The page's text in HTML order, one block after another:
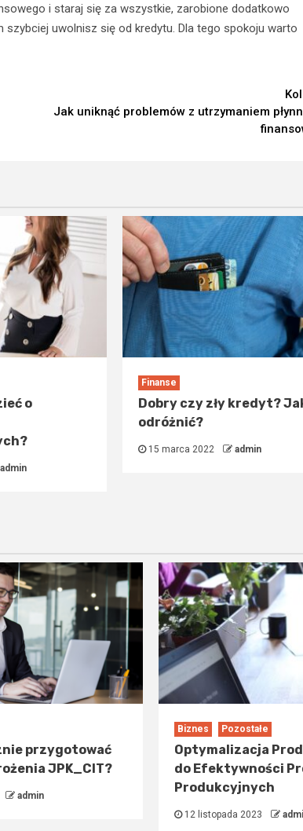
i staraj się za wszystkie, zarobione dodatkowo
szybciej uwolnisz się od kredytu. Dla tego spokoju warto
Jak uniknąć problemów z utrzymaniem
o
admin
Finanse
Dobry czy zły kredyt?
odróżnić?
15 marca 2022 admin
przygotować
JPK_CIT?
admin
Biznes Pozostałe
Optymalizacja
do Efektywności
Produkcyjnych
12 listopada 2023